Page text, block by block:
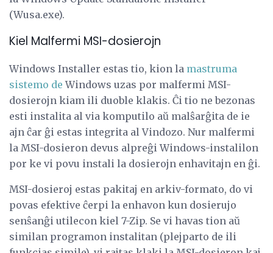
(Wusa.exe).
Kiel Malfermi MSI-dosierojn
Windows Installer estas tio, kion la mastruma
sistemo de Windows uzas por malfermi MSI-
dosierojn kiam ili duoble klakis. Ĉi tio ne bezonas
esti instalita al via komputilo aŭ malŝarĝita de ie
ajn ĉar ĝi estas integrita al Vindozo. Nur malfermi
la MSI-dosieron devus alpreĝi Windows-instalilon
por ke vi povu instali la dosierojn enhavitajn en ĝi.
MSI-dosieroj estas pakitaj en arkiv-formato, do vi
povas efektive ĉerpi la enhavon kun dosierujo
senŝanĝi utilecon kiel 7-Zip. Se vi havas tion aŭ
similan programon instalitan (plejparto de ili